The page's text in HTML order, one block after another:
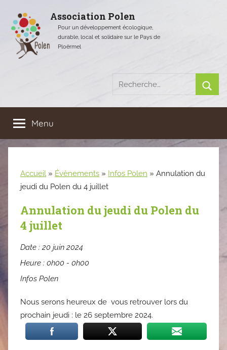
contenu
Association Polen
Pour un développement écologique,
durable, local et solidaire sur le Pays de
Ploërmel
Recherche
:
Menu
Accueil » Évènements » Infos Polen » Annulation du
jeudi du Polen du 4 juillet
Annulation du jeudi du Polen du
4 juillet
Date :20 juin 2024
Heure : 0h00 - 0h00
Infos Polen
Nous serons heureux de vous retrouver lors du
prochain jeudi : le 26 septembre 2024.